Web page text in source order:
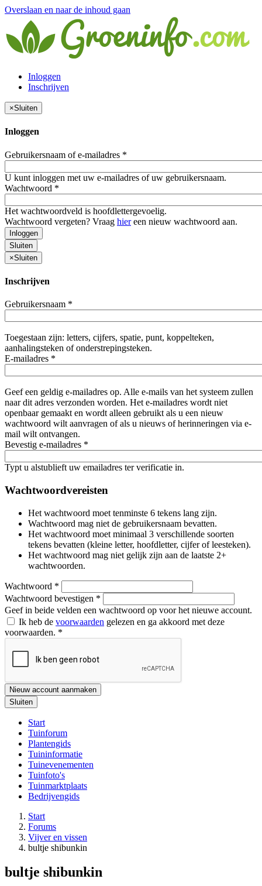
Overslaan en naar de inhoud gaan
Inloggen
Inschrijven
×Sluiten
Inloggen
Gebruikersnaam of e-mailadres *
U kunt inloggen met uw e-mailadres of uw gebruikersnaam.
Wachtwoord *
Het wachtwoordveld is hoofdlettergevoelig.
Wachtwoord vergeten? Vraag hiereen nieuw wachtwoord aan.
Inloggen
Sluiten
×Sluiten
Inschrijven
Gebruikersnaam *
Toegestaan zijn: letters, cijfers, spatie, punt, koppelteken,
aanhalingsteken of onderstrepingsteken.
E-mailadres *
Geef een geldig e-mailadres op. Alle e-mails van het systeem zullen
naar dit adres verzonden worden. Het e-mailadres wordt niet
openbaar gemaakt en wordt alleen gebruikt als u een nieuw
wachtwoord wilt aanvragen of als u nieuws of herinneringen via e-
mail wilt ontvangen.
Bevestig e-mailadres *
Typt u alstublieft uw emailadres ter verificatie in.
Wachtwoordvereisten
Het wachtwoord moet tenminste 6 tekens lang zijn.
Wachtwoord mag niet de gebruikersnaam bevatten.
Het wachtwoord moet minimaal 3 verschillende soorten
tekens bevatten (kleine letter, hoofdletter, cijfer of leesteken).
Het wachtwoord mag niet gelijk zijn aan de laatste 2+
wachtwoorden.
Wachtwoord *
Wachtwoord bevestigen *
Geef in beide velden een wachtwoord op voor het nieuwe account.
Ik heb de voorwaarden gelezen en ga akkoord met deze
voorwaarden. *
Nieuw account aanmaken
Sluiten
Start
Tuinforum
Plantengids
Tuininformatie
Tuinevenementen
Tuinfoto's
Tuinmarktplaats
Bedrijvengids
Start
Forums
Vijver en vissen
bultje shibunkin
bultje shibunkin